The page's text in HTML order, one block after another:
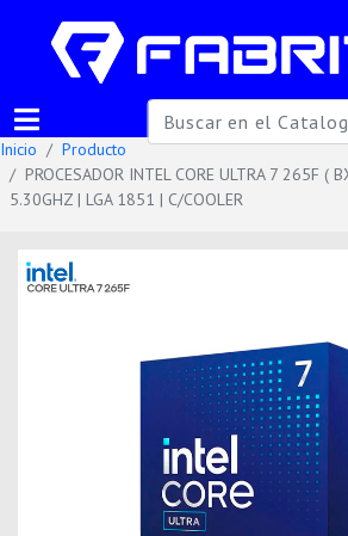
Inicio
Producto
PROCESADOR INTEL CORE ULTRA 7 265F (
5.30GHZ | LGA 1851 | C/COOLER